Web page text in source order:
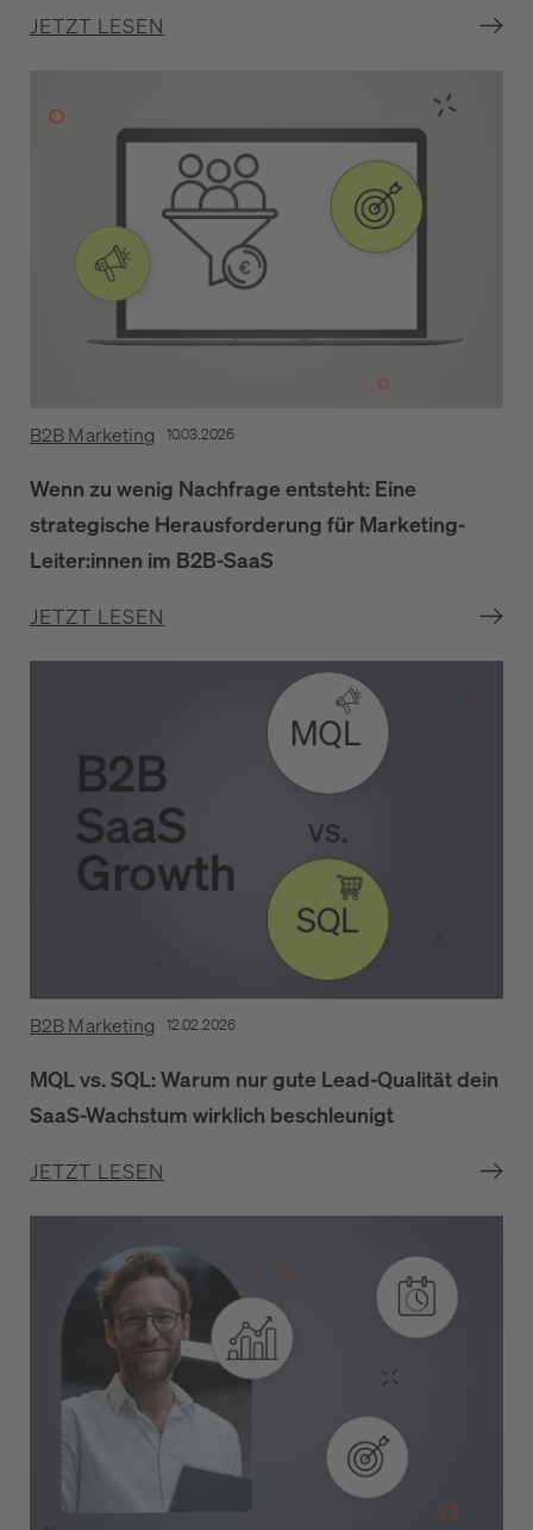
JETZT LESEN
B2B Marketing 10.03.2026
Wenn zu wenig Nachfrage entsteht: Eine
strategische Herausforderung für Marketing-
Leiter:innen im B2B-SaaS
JETZT LESEN
B2B Marketing 12.02.2026
MQL vs. SQL: Warum nur gute Lead-Qualität dein
SaaS-Wachstum wirklich beschleunigt
JETZT LESEN